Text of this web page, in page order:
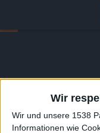
Wir
Wir und unsere 1538
Informationen wie